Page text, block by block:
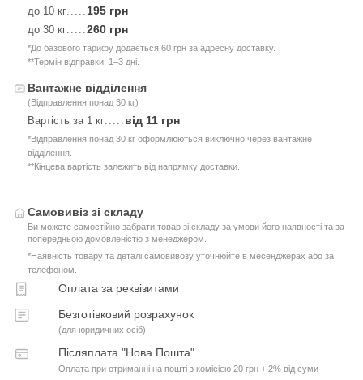
до 10 кг.....195 грн
до 30 кг.....260 грн
*До базового тарифу додається 60 грн за адресну доставку.
**Термін відправки: 1–3 дні.
Вантажне відділення
(Відправлення понад 30 кг)
Вартість за 1 кг..... від 11 грн
*Відправлення понад 30 кг оформлюються виключно через вантажне
відділення.
**Кінцева вартість залежить від напрямку доставки.
Самовивіз зі складу
Ви можете самостійно забрати товар зі складу за умови його наявності та за
попередньою домовленістю з менеджером.
*Наявність товару та деталі самовивозу уточнюйте в месенджерах або за
телефоном.
Оплата за реквізитами
Безготівковий розрахунок
(для юридичних осіб)
Післяплата "Нова Пошта"
Оплата при отриманні на пошті з комісією 20 грн + 2% від суми